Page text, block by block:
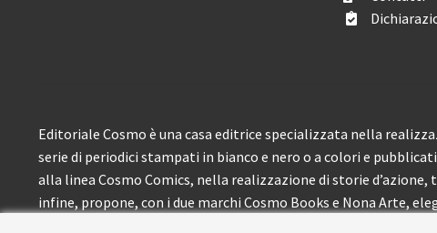
Editoriale Cosmo è una casa editrice specializzata nella
serie di periodici stampati in bianco e nero o a colori e
alla linea Cosmo Comics, nella realizzazione di storie
infine, propone, con i due marchi Cosmo Books e Nona Arte,